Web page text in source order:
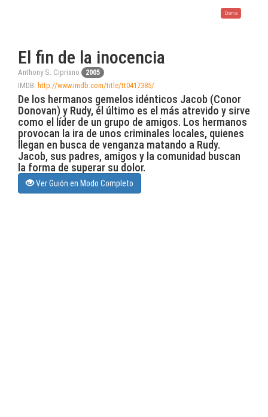
Drama
El fin de la inocencia
Anthony S. Cipriano 2005
IMDB: http://www.imdb.com/title/tt0417385/
De los hermanos gemelos idénticos Jacob (Conor
Donovan) y Rudy, él último es el más atrevido y sirve
como el líder de un grupo de amigos. Los hermanos
provocan la ira de unos criminales locales, quienes
llegan en busca de venganza matando a Rudy.
Jacob, sus padres, amigos y la comunidad buscan
la forma de superar su dolor.
Ver Guión en Modo Completo